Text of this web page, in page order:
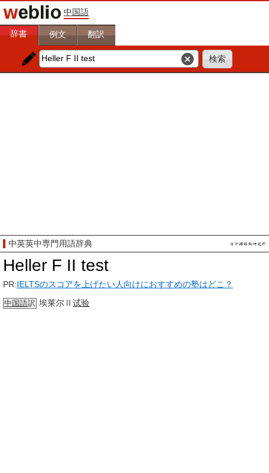
中国語
辞書 例文 翻訳
中英英中専門用語辞典
Heller F II test
PR:IELTSのスコアを上げたい人向けにおすすめの塾はどこ？
中国語訳 埃莱尔Ⅱ 试验